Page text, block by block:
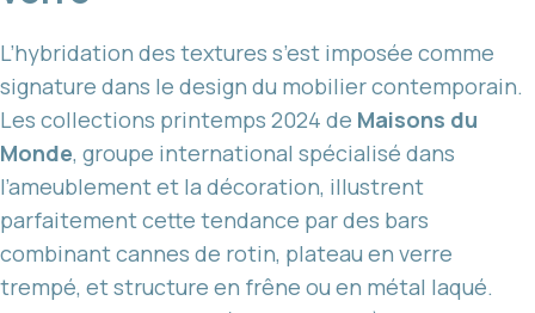
L’hybridation des textures s’est imposée comme
signature dans le design du mobilier contemporain.
Les collections printemps 2024 de Maisons du
Monde, groupe international spécialisé dans
l’ameublement et la décoration, illustrent
parfaitement cette tendance par des bars
combinant cannes de rotin, plateau en verre
trempé, et structure en frêne ou en métal laqué.